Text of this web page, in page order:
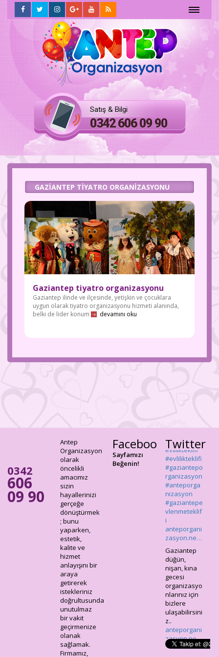
ANASAYFA
HAKKIMIZDA
Hizmetlerimiz
FOTO
GALERİ
İLETİŞİM
Satış & Bilgi
0342 606 09 90
GAZIANTEP TIYATRO ORGANIZASYONU
Gaziantep tiyatro organizasyonu
Gaziantep ilinde ve ilçesinde, yetişkin ve çocuklara
uygun olarak tiyatro organizasyonu hizmeti alanında,
belki de lider konum
devamını oku
0342
606
09 90
Antep
Organizasyon
olarak
öncelikli
amacımız
sizin
hayallerinizi
gerçeğe
dönüştürmek
; bunu
yaparken,
estetik,
kalite ve
hizmet
anlayışını bir
araya
getirerek
istekleriniz
doğrultusunda
unutulmaz
bir vakit
geçirmenize
olanak
sağlamak.
Firmamız,
Facebook
Sayfamızı
Beğenin!
Twitter
organizasyo
çok etkinlik
evlilikteklifi
rganizasyon
nizasyon
#gaziantepe
vlenmeteklif
i
anteporgani
zasyon.ne…
Gaziantep
düğün,
nişan, kına
gecesi
organizasyo
nlarınız için
bizlere
ulaşabilirsini
z..
anteporgani
zasyon.ne…